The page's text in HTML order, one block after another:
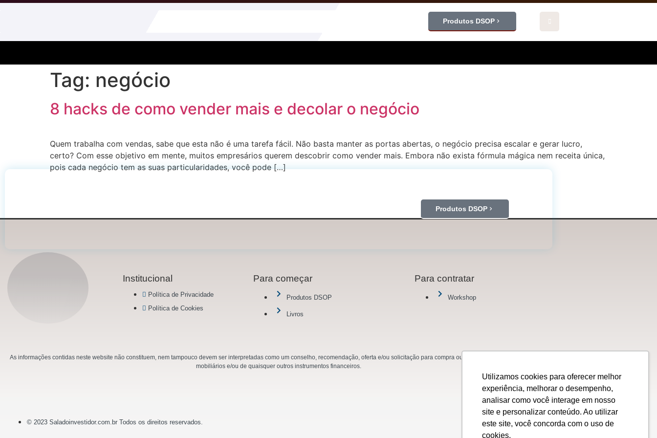
Utilizamos cookies para oferecer melhor
experiência, melhorar o desempenho,
analisar como você interage em nosso
site e personalizar conteúdo. Ao utilizar
este site, você concorda com o uso de
cookies.
Produtos DSOP
Tag: negócio
8 hacks de como vender mais e decolar o negócio
Quem trabalha com vendas, sabe que esta não é uma tarefa fácil. Não basta manter as portas abertas, o negócio precisa escalar e gerar lucro,
certo? Com esse objetivo em mente, muitos empresários querem descobrir como vender mais. Embora não exista fórmula mágica nem receita única,
pois cada negócio tem as suas particularidades, você pode […]
Produtos DSOP
Institucional
Política de Privacidade
Política de Cookies
Para começar
Produtos DSOP
Livros
Para contratar
Workshop
As informações contidas neste website não constituem, nem tampouco devem ser interpretadas como um conselho, recomendação, oferta e/ou solicitação para compra ou venda de ações, títulos, valores
mobiliários e/ou de quaisquer outros instrumentos financeiros.
© 2023 Saladoinvestidor.com.br Todos os direitos reservados.